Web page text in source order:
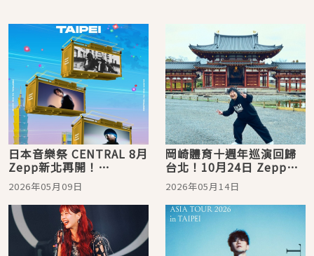
日本音樂祭 CENTRAL 8月
Zepp新北再開！
UVERworld、jo0ji、
yama 強勢陣容公開
2026年05月09日
岡崎體育十週年巡演回歸
台北！10月24日 Zepp
New Taipei 驚喜開唱
2026年05月14日